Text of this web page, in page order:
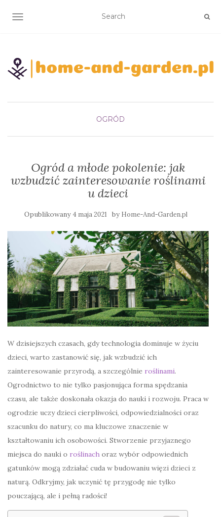
TOGGLE NAVIGATION
OGRÓD
Ogród a młode pokolenie: jak
wzbudzić zainteresowanie roślinami
u dzieci
Opublikowany4 maja 2021 by Home-And-Garden.pl
W dzisiejszych czasach, gdy technologia dominuje w życiu
dzieci, warto zastanowić się, jak wzbudzić ich
zainteresowanie przyrodą, a szczególnie roślinami.
Ogrodnictwo to nie tylko pasjonująca forma spędzania
czasu, ale także doskonała okazja do nauki i rozwoju. Praca w
ogrodzie uczy dzieci cierpliwości, odpowiedzialności oraz
szacunku do natury, co ma kluczowe znaczenie w
kształtowaniu ich osobowości. Stworzenie przyjaznego
miejsca do nauki o roślinach oraz wybór odpowiednich
gatunków mogą zdziałać cuda w budowaniu więzi dzieci z
naturą. Odkryjmy, jak uczynić tę przygodę nie tylko
pouczającą, ale i pełną radości!